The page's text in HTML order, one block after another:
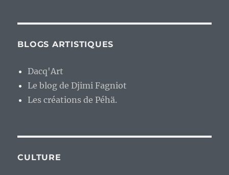
BLOGS ARTISTIQUES
Dacq'Art
Le blog de Djimi Fagniot
Les créations de Péhä.
CULTURE